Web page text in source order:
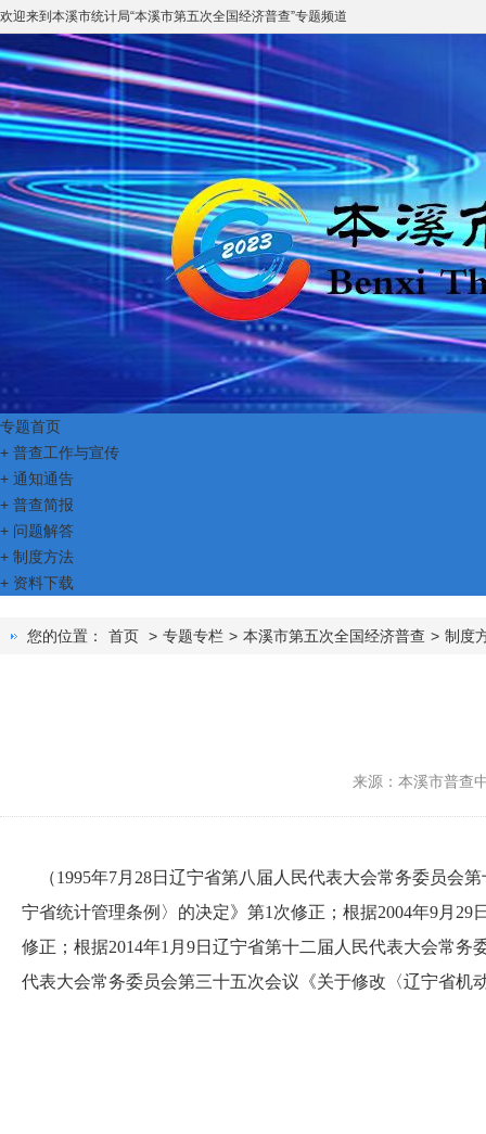
欢迎来到 本溪市统计局“本溪市第五次全国经济普查”专题频道
专题首页
+ 普查工作与宣传
+ 通知通告
+ 普查简报
+ 问题解答
+ 制度方法
+ 资料下载
您的位置： 首页 > 专题专栏 > 本溪市第五次全国经济普查 > 制度
来源：本溪市普查
（1995年7月28日辽宁省第八届人民代表大会常务委员会
宁省统计管理条例〉的决定》第1次修正；根据2004年9月
修正；根据2014年1月9日辽宁省第十二届人民代表大会常
代表大会常务委员会第三十五次会议《关于修改〈辽宁省